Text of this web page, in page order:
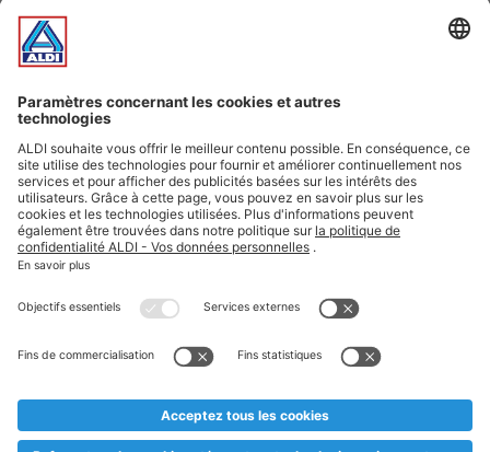
Offres
Infos essentielles
Suivez ALDI Belgique
Textes marqués d'un astérisque et mentions légales
* Nous vendons ces articles temporairement et jusqu'à
au cas où, malgré le planning bien étudié, nous serions
prématurément en rupture de stock. Prix Recupel et TVA incl.
** Sur ce site, l’utilisation de la forme masculine a été adoptée